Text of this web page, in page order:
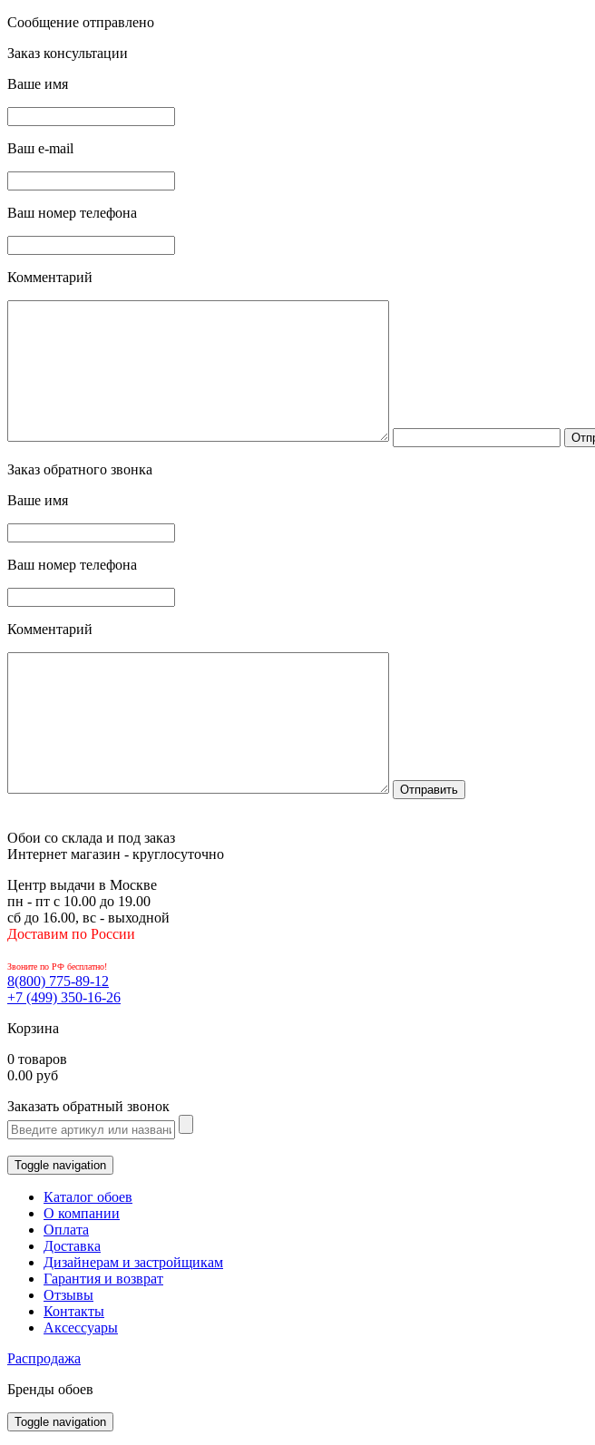
Сообщение отправлено
Заказ консультации
Ваше имя
Ваш e-mail
Ваш номер телефона
Комментарий
Заказ обратного звонка
Ваше имя
Ваш номер телефона
Комментарий
Обои со склада и под заказ
Интернет магазин - круглосуточно
Центр выдачи в Москве
пн - пт с 10.00 до 19.00
сб до 16.00, вс - выходной
Доставим по России
Звоните по РФ бесплатно!
8(800) 775-89-12
+7 (499) 350-16-26
Корзина
0 товаров
0.00 руб
Заказать обратный звонок
Toggle navigation
Каталог обоев
О компании
Оплата
Доставка
Дизайнерам и застройщикам
Гарантия и возврат
Отзывы
Контакты
Аксессуары
Распродажа
Бренды обоев
Toggle navigation